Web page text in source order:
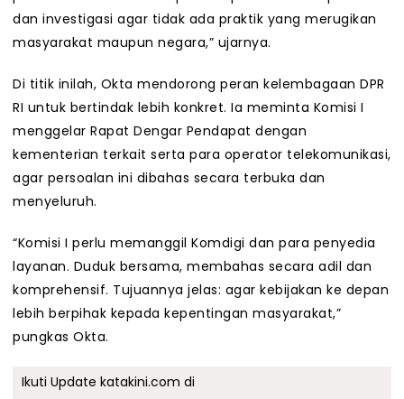
dan investigasi agar tidak ada praktik yang merugikan
masyarakat maupun negara,” ujarnya.
Di titik inilah, Okta mendorong peran kelembagaan DPR
RI untuk bertindak lebih konkret. Ia meminta Komisi I
menggelar Rapat Dengar Pendapat dengan
kementerian terkait serta para operator telekomunikasi,
agar persoalan ini dibahas secara terbuka dan
menyeluruh.
“Komisi I perlu memanggil Komdigi dan para penyedia
layanan. Duduk bersama, membahas secara adil dan
komprehensif. Tujuannya jelas: agar kebijakan ke depan
lebih berpihak kepada kepentingan masyarakat,”
pungkas Okta.
Ikuti Update katakini.com di